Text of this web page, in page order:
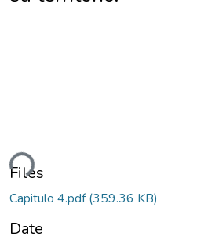
Loading...
Files
Capitulo 4.pdf(359.36 KB)
Date